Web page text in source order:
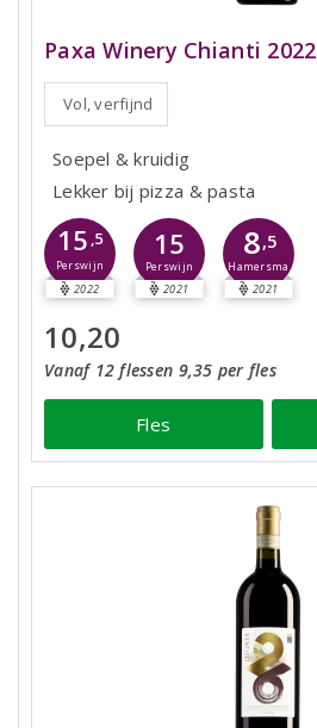
Paxa Winery Chianti 2022
Vol, verfijnd
Soepel & kruidig
Lekker bij pizza & pasta
15 ,5
Perswijn
2022
15
Perswijn
2021
8,5
Hamersma
2021
10,20
Vanaf 12 flessen 9,35 per fles
Fles